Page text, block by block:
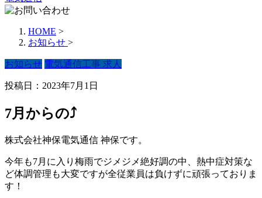
HOME >
お知らせ >
お知らせ 電気通信工事 求人
投稿日：2023年7月1日
7月からの⤴︎
株式会社神保電気通信 神保です。
今年も7月に入り梅雨でジメジメ絶好調の中、熱中症対策な
ど体調管理も大変ですが全従業員は負けずに頑張っておりま
す！